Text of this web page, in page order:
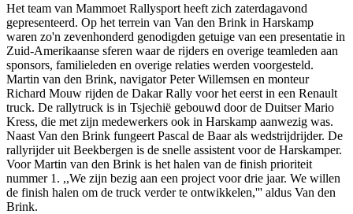
Het team van Mammoet Rallysport heeft zich zaterdagavond
gepresenteerd. Op het terrein van Van den Brink in Harskamp
waren zo'n zevenhonderd genodigden getuige van een presentatie in
Zuid-Amerikaanse sferen waar de rijders en overige teamleden aan
sponsors, familieleden en overige relaties werden voorgesteld.
Martin van den Brink, navigator Peter Willemsen en monteur
Richard Mouw rijden de Dakar Rally voor het eerst in een Renault
truck. De rallytruck is in Tsjechië gebouwd door de Duitser Mario
Kress, die met zijn medewerkers ook in Harskamp aanwezig was.
Naast Van den Brink fungeert Pascal de Baar als wedstrijdrijder. De
rallyrijder uit Beekbergen is de snelle assistent voor de Harskamper.
Voor Martin van den Brink is het halen van de finish prioriteit
nummer 1. ,,We zijn bezig aan een project voor drie jaar. We willen
de finish halen om de truck verder te ontwikkelen,''' aldus Van den
Brink.